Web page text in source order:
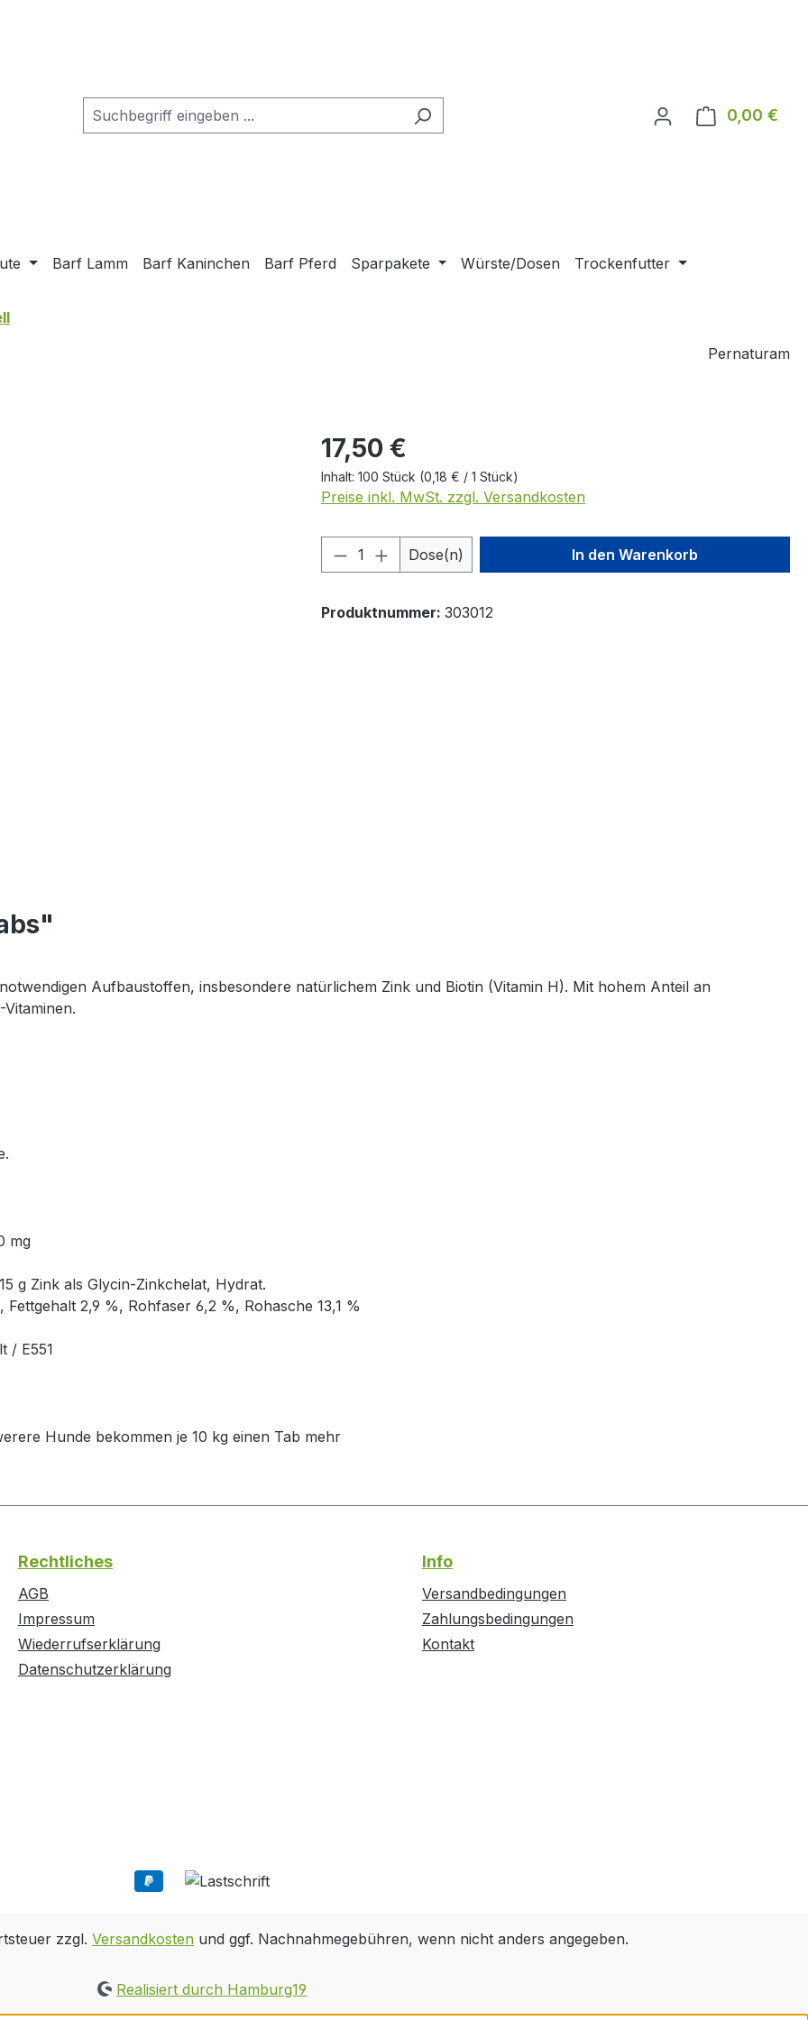
0,00 €
Barf Lamm Barf Kaninchen Barf Pferd Sparpakete Würste/Dosen Trockenfutter
Pernaturam
Regulärer Preis:
17,50 €
Inhalt: 100 Stück (0,18 € / 1 Stück)
Preise inkl. MwSt. zzgl. Versandkosten
Produkt Anzahl: Gib den gewünschten Wert
Dose(n) In den Warenkorb
Produktnummer: 303012
Aufbaustoffen, insbesondere natürlichem Zink und Biotin (Vitamin H). Mit hohem Anteil an
mg
g Zink als Glycin-Zinkchelat, Hydrat.
2,9 %, Rohfaser 6,2 %, Rohasche 13,1 %
/ E551
Hunde bekommen je 10 kg einen Tab mehr
Rechtliches
AGB
Impressum
Wiederrufserklärung
Datenschutzerklärung
Info
Versandbedingungen
Zahlungsbedingungen
Kontakt
zzgl. Versandkosten und ggf. Nachnahmegebühren, wenn nicht anders angegeben.
Realisiert durch Hamburg19